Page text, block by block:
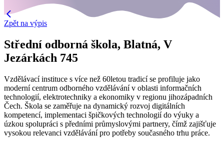
Zpět na výpis
Střední odborná škola, Blatná, V
Jezárkách 745
Vzdělávací instituce s více než 60letou tradicí se profiluje jako
moderní centrum odborného vzdělávání v oblasti informačních
technologií, elektrotechniky a ekonomiky v regionu jihozápadních
Čech. Škola se zaměřuje na dynamický rozvoj digitálních
kompetencí, implementaci špičkových technologií do výuky a
úzkou spolupráci s předními průmyslovými partnery, čímž zajišťuje
vysokou relevanci vzdělávání pro potřeby současného trhu práce.